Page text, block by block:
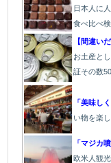
日本人に
食べ比べ
【間違い
お土産と
証その数
「美味し
い物を楽
「マジカ
欧米人観